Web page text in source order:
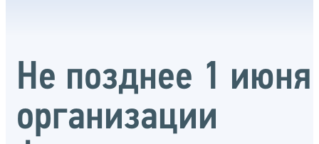
Не позднее 1 июня
организации